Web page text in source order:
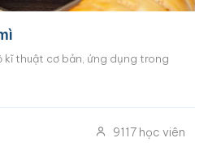
kĩ thuật cơ bản, ứng dụng trong
9117 học viên